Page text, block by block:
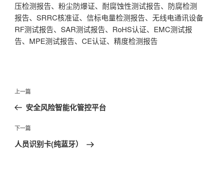
压检测报告、粉尘防爆证、耐腐蚀性测试报告、防腐检测
报告、SRRC核准证、信标电量检测报告、无线电通讯设备
RF测试报告、SAR测试报告、RoHS认证、EMC测试报
告、MPE测试报告、CE认证、精度检测报告
文
导
航
上
一
文
章
上一篇
安全风险智能化管控平台
下
一
下一篇
人员识别卡(纯蓝牙）